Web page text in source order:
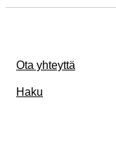
Ota yhteyttä
Haku